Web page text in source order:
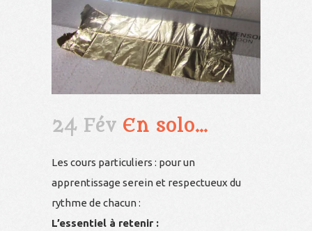
24 Fév En solo…
Les cours particuliers : pour un
apprentissage serein et respectueux du
rythme de chacun :
L’essentiel à retenir :